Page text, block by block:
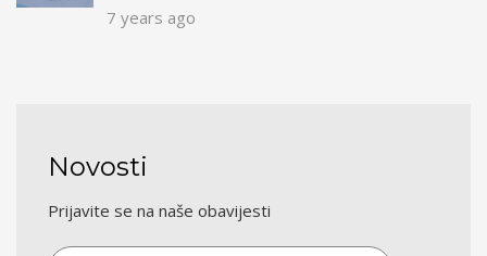
7 years ago
Novosti
Prijavite se na naše obavijesti